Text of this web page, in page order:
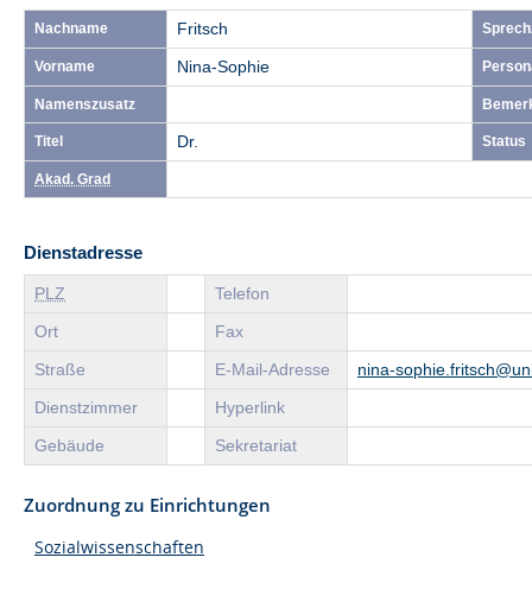
Nachname Fritsch
Vorname Nina-Sophie
Namenszusatz
Titel Dr. Status
Akad. Grad
Dienstadresse
PLZ Telefon
Ort Fax
Straße E-Mail-Adresse nina-
Dienstzimmer Hyperlink
Gebäude Sekretariat
Zuordnung zu Einrichtungen
Sozialwissenschaften